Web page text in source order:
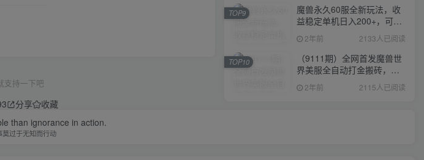
支持一下吧
分享
收藏
than ignorance in action.
莫过于无知而行动
魔兽永久60服全新玩法，收
益稳定单机日入200+，可以
多开矩阵操作。
2年前 2133人已阅读
TOP9
（9111期）全网首发魔兽世
界美服全自动打金搬砖，日
入1000+，简单好操作，保
姆级教学
2年前 2115人已阅读
TOP10